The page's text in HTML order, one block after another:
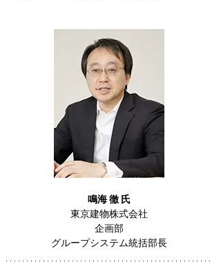
鳴海 徹 氏
東京建物株式会社
企画部
グループシステム統括部長